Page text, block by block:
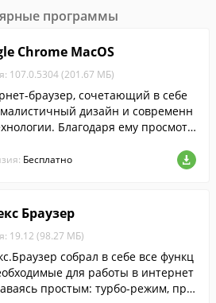
программы
Chrome MacOS
107.0.5304 (201.67 МБ)
браузер, сочетающий в себе
дизайн и современн
Благодаря ему просмотр
Бесплатно
Браузер
19.12 (98.27 МБ)
собрал в себе все функц
для работы в интернет
простым: турбо-режим, про